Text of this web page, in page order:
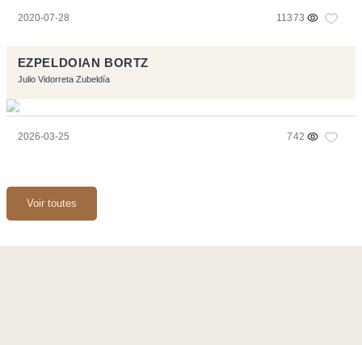
2020-07-28 11373
EZPELDOIAN BORTZ
Julio Vidorreta Zubeldía
2026-03-25 742
Voir toutes